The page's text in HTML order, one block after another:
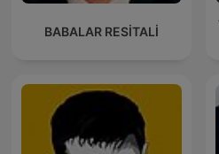
BABALAR RESİTALİ